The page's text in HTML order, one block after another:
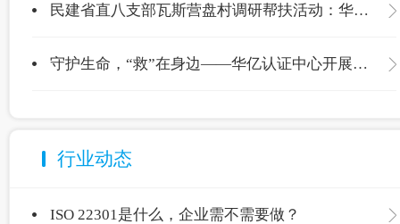
民建省直八支部瓦斯营盘村调研帮扶活动：华亿认证中心爱心捐赠温暖校园
守护生命，“救”在身边——华亿认证中心开展应急救护专项培训
行业动态
ISO 22301是什么，企业需不需要做？